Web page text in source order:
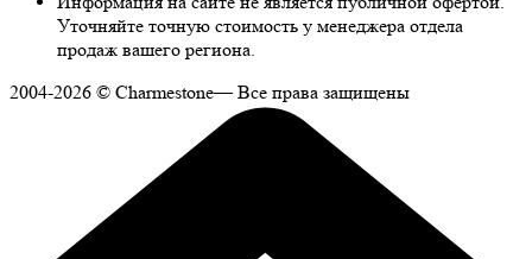
Уточняйте точную стоимость у менеджера отдела
продаж вашего региона.
2004-2026 © Charmestone— Все права защищены